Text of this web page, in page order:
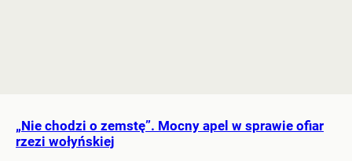
„Nie chodzi o zemstę”. Mocny apel w sprawie ofiar
rzezi wołyńskiej